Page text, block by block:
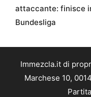
attaccante: finisce
Bundesliga
Immezcla.it di
Marchese 10,